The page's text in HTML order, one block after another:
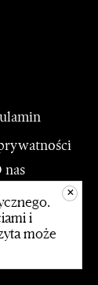
nas
+
i
może